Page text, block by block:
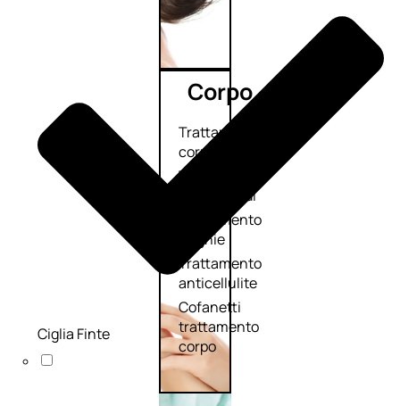
Corpo
Trattamento
corpo
Trattamento
mani e piedi
Trattamento
unghie
Trattamento
anticellulite
Cofanetti
trattamento
corpo
Ciglia Finte